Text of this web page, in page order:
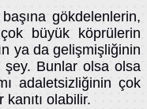
gökdelenlerin,
büyük köprülerin
ya da gelişmişliğinin
şey. Bunlar olsa olsa
adaletsizliğinin çok
olabilir.